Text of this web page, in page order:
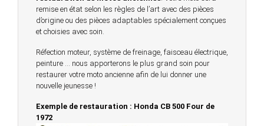
remise en état selon les règles de l’art avec des pièces
d’origine ou des pièces adaptables spécialement conçues
et choisies avec soin.
Réfection moteur, système de freinage, faisceau électrique,
peinture … nous apporterons le plus grand soin pour
restaurer votre moto ancienne afin de lui donner une
nouvelle jeunesse !
Exemple de restauration : Honda CB 500 Four de
1972